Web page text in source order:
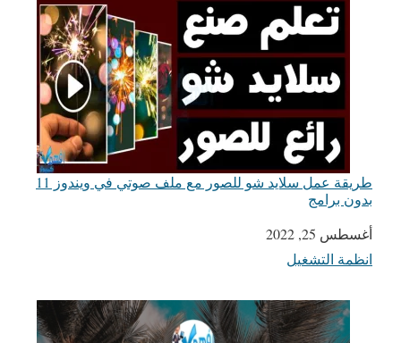
طريقة عمل سلايد شو للصور مع ملف صوتي في ويندوز 11
بدون برامج
التاريخ
أغسطس 25, 2022
في ما يتعلق بما يأتي
انظمة التشغيل